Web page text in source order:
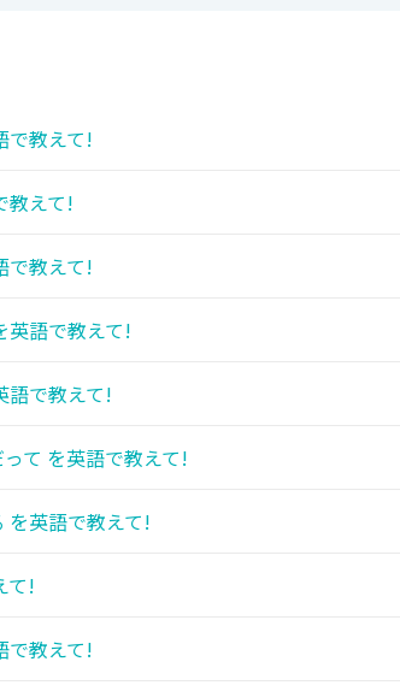
で教えて!
教えて!
で教えて!
英語で教えて!
語で教えて!
て を英語で教えて!
を英語で教えて!
て!
で教えて!